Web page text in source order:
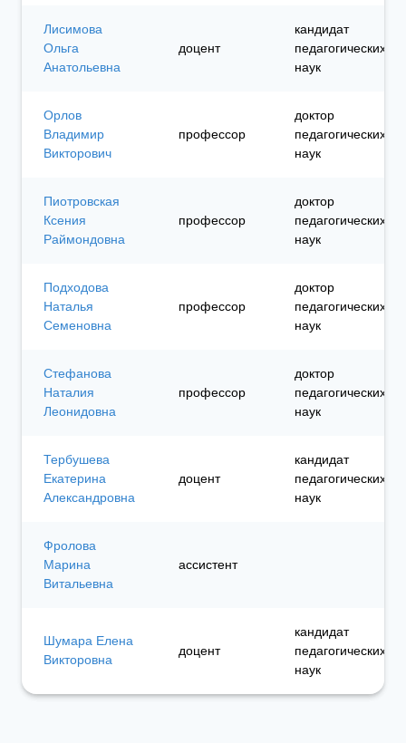
Лисимова
Ольга
Анатольевна
доцент
кандидат
педагогических
наук
Орлов
Владимир
Викторович
профессор
доктор
педагогических
наук
Пиотровская
Ксения
Раймондовна
профессор
доктор
педагогических
наук
Подходова
Наталья
Семеновна
профессор
доктор
педагогических
наук
Стефанова
Наталия
Леонидовна
профессор
доктор
педагогических
наук
Тербушева
Екатерина
Александровна
доцент
кандидат
педагогических
наук
Фролова
Марина
Витальевна
ассистент
Шумара Елена
Викторовна
доцент
кандидат
педагогических
наук